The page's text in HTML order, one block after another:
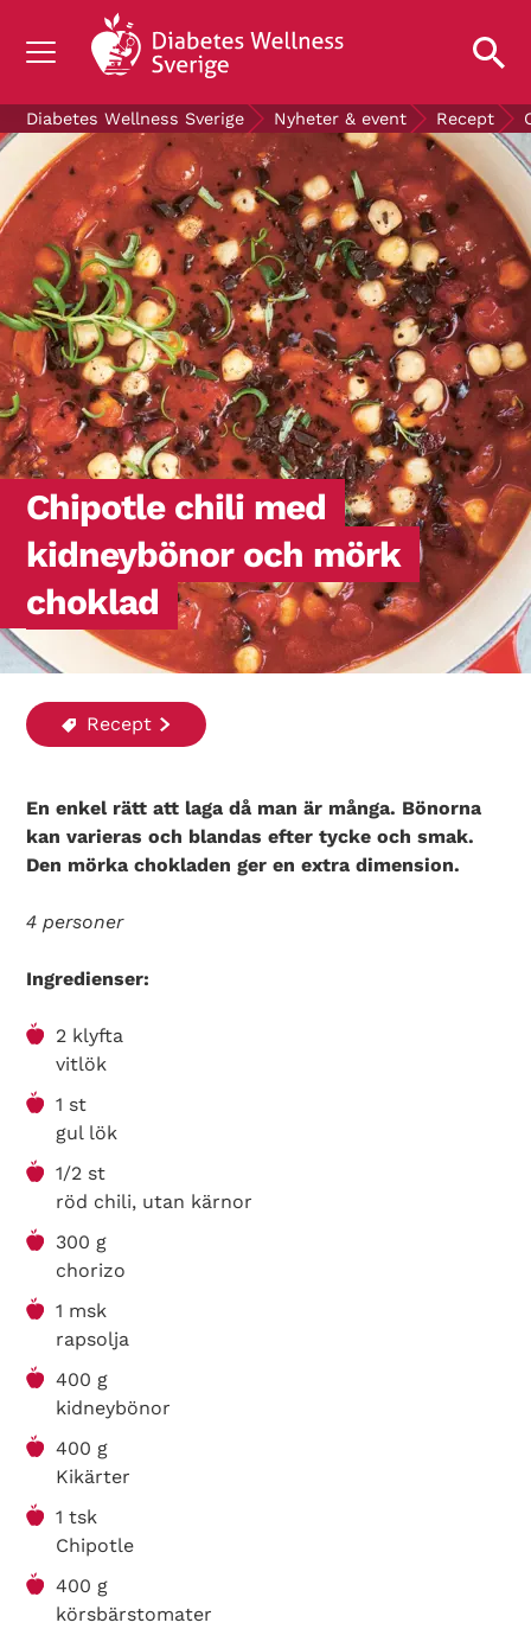
OM DIABETES
STÖD OSS
FORSKNING
NYHETER & EVENT
OM OSS
GRATIS DIABETESPRODUKTER
Blodsockerkollen
Diabetes Wellness Sverige Nyheter & event Recept
Chipotle chili med
kidneybönor och mörk
choklad
Recept
En enkel rätt att laga då man är många. Bönorna
kan varieras och blandas efter tycke och smak.
Den mörka chokladen ger en extra dimension.
4 personer
Ingredienser:
2 klyfta
vitlök
1 st
gul lök
1/2 st
röd chili, utan kärnor
300 g
chorizo
1 msk
rapsolja
400 g
kidneybönor
400 g
Kikärter
1 tsk
Chipotle
400 g
körsbärstomater